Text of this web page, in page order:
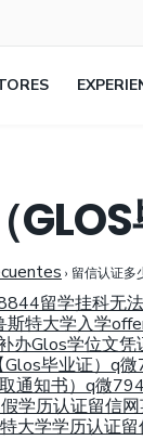
› 留信认证多
留学挂科无
特大学入学
办Glos学位文凭
【Glos毕业证）q
通知书）q微
学历认证留信
学学历认证